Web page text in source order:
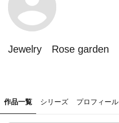
Jewelry Rose garden
作品一覧 シリーズ プロフィール